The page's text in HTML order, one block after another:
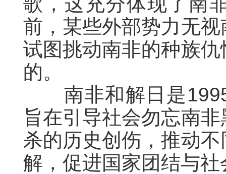
前，某些外部势力无
试图挑动南非的种族
的。
南非和解日是1995
旨在引导社会勿忘南
杀的历史创伤，推动
解，促进国家团结与社